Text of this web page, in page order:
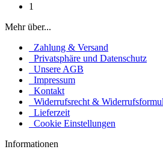
1
Mehr über...
Zahlung & Versand
Privatsphäre und Datenschutz
Unsere AGB
Impressum
Kontakt
Widerrufsrecht &
Lieferzeit
Cookie Einstellungen
Informationen